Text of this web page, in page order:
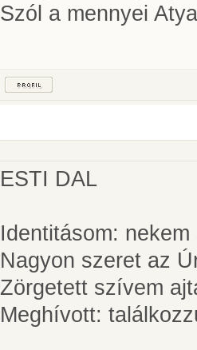
Szól a mennyei
ESTI DAL
Identitásom:
Nagyon szeret az
Zörgetett szívem
Meghívott: